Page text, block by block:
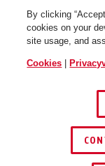
By clicking
cookies on your
site usage, and
Cookies